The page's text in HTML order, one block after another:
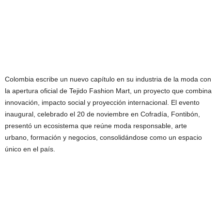
Colombia escribe un nuevo capítulo en su industria de la moda con
la apertura oficial de Tejido Fashion Mart, un proyecto que combina
innovación, impacto social y proyección internacional. El evento
inaugural, celebrado el 20 de noviembre en Cofradía, Fontibón,
presentó un ecosistema que reúne moda responsable, arte
urbano, formación y negocios, consolidándose como un espacio
único en el país.